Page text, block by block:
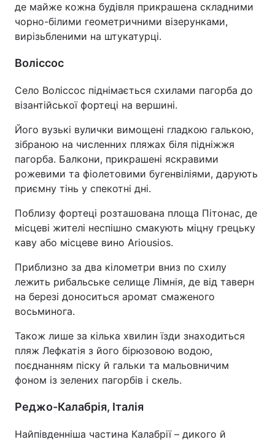
де майже кожна будівля прикрашена складними
чорно-білими геометричними візерунками,
вирізьбленими на штукатурці.
Воліссос
Село Воліссос піднімається схилами пагорба до
візантійської фортеці на вершині.
Його вузькі вулички вимощені гладкою галькою,
зібраною на численних пляжах біля підніжжя
пагорба. Балкони, прикрашені яскравими
рожевими та фіолетовими бугенвіліями, дарують
приємну тінь у спекотні дні.
Поблизу фортеці розташована площа Пітонас, де
місцеві жителі неспішно смакують міцну грецьку
каву або місцеве вино Ariousios.
Приблизно за два кілометри вниз по схилу
лежить рибальське селище Лімнія, де від таверн
на березі доноситься аромат смаженого
восьминога.
Також лише за кілька хвилин їзди знаходиться
пляж Лефкатія з його бірюзовою водою,
поєднанням піску й гальки та мальовничим
фоном із зелених пагорбів і скель.
Реджо-Калабрія, Італія
Найпівденніша частина Калабрії – дикого й